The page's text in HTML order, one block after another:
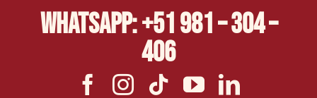
Whatsapp: +51 981 – 304 –
406